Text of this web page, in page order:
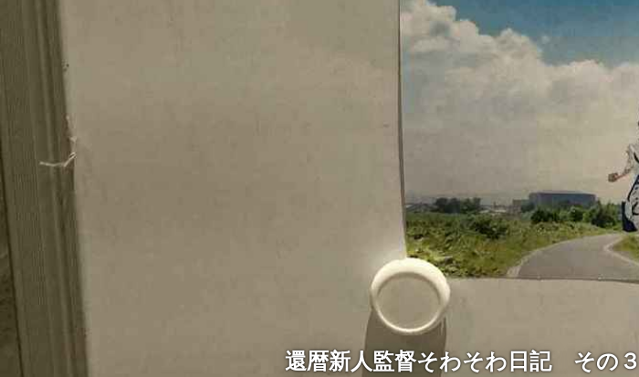
還暦新人監督そわそわ日記 その３